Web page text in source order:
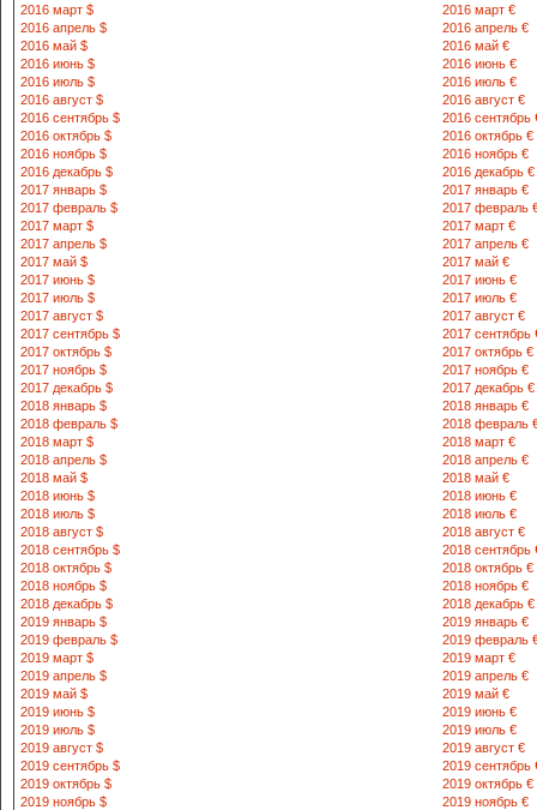
2016 март $
2016 март €
2016 апрель $
2016 апрель €
2016 май $
2016 май €
2016 июнь $
2016 июнь €
2016 июль $
2016 июль €
2016 август $
2016 август €
2016 сентябрь $
2016 сентябрь
2016 октябрь $
2016 октябрь €
2016 ноябрь $
2016 ноябрь €
2016 декабрь $
2016 декабрь €
2017 январь $
2017 январь €
2017 февраль $
2017 февраль
2017 март $
2017 март €
2017 апрель $
2017 апрель €
2017 май $
2017 май €
2017 июнь $
2017 июнь €
2017 июль $
2017 июль €
2017 август $
2017 август €
2017 сентябрь $
2017 сентябрь
2017 октябрь $
2017 октябрь €
2017 ноябрь $
2017 ноябрь €
2017 декабрь $
2017 декабрь €
2018 январь $
2018 январь €
2018 февраль $
2018 февраль
2018 март $
2018 март €
2018 апрель $
2018 апрель €
2018 май $
2018 май €
2018 июнь $
2018 июнь €
2018 июль $
2018 июль €
2018 август $
2018 август €
2018 сентябрь $
2018 сентябрь
2018 октябрь $
2018 октябрь €
2018 ноябрь $
2018 ноябрь €
2018 декабрь $
2018 декабрь €
2019 январь $
2019 январь €
2019 февраль $
2019 февраль
2019 март $
2019 март €
2019 апрель $
2019 апрель €
2019 май $
2019 май €
2019 июнь $
2019 июнь €
2019 июль $
2019 июль €
2019 август $
2019 август €
2019 сентябрь $
2019 сентябрь
2019 октябрь $
2019 октябрь €
2019 ноябрь $
2019 ноябрь €